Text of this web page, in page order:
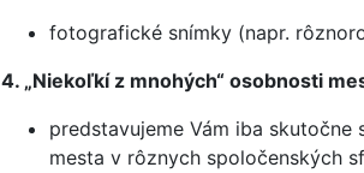
fotografické snímky (napr.
4. „Niekoľkí z mnohých“ osobnosti
predstavujeme Vám iba
mesta v rôznych spoločenských